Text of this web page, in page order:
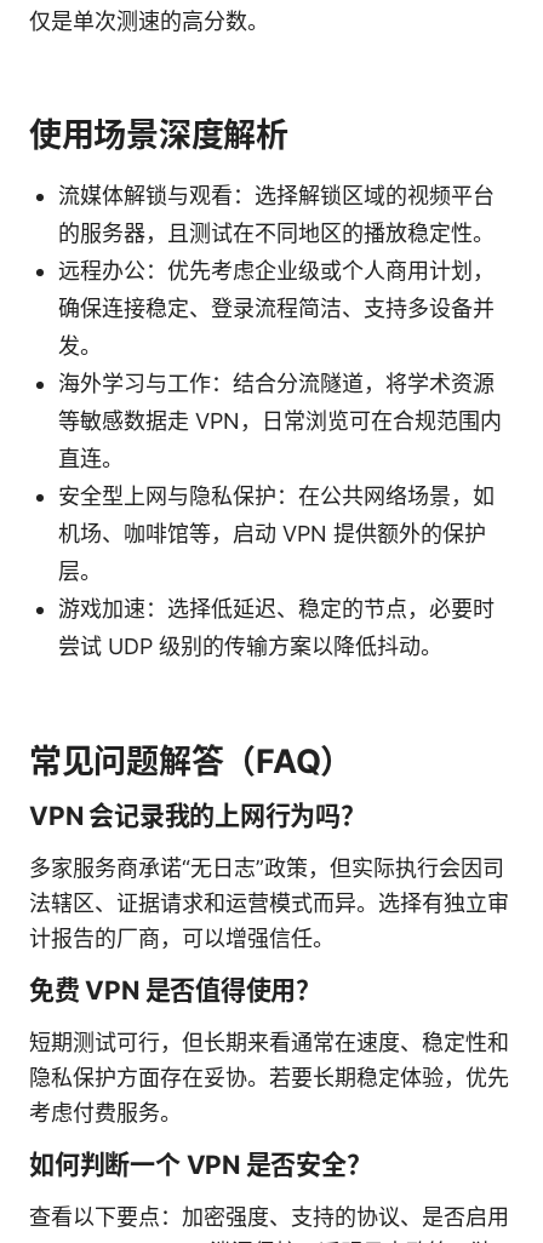
仅是单次测速的高分数。
使用场景深度解析
流媒体解锁与观看：选择解锁区域的视频平台
的服务器，且测试在不同地区的播放稳定性。
远程办公：优先考虑企业级或个人商用计划，
确保连接稳定、登录流程简洁、支持多设备并
发。
海外学习与工作：结合分流隧道，将学术资源
等敏感数据走 VPN，日常浏览可在合规范围内
直连。
安全型上网与隐私保护：在公共网络场景，如
机场、咖啡馆等，启动 VPN 提供额外的保护
层。
游戏加速：选择低延迟、稳定的节点，必要时
尝试 UDP 级别的传输方案以降低抖动。
常见问题解答（FAQ）
VPN 会记录我的上网行为吗？
多家服务商承诺“无日志”政策，但实际执行会因司
法辖区、证据请求和运营模式而异。选择有独立审
计报告的厂商，可以增强信任。
免费 VPN 是否值得使用？
短期测试可行，但长期来看通常在速度、稳定性和
隐私保护方面存在妥协。若要长期稳定体验，优先
考虑付费服务。
如何判断一个 VPN 是否安全？
查看以下要点：加密强度、支持的协议、是否启用